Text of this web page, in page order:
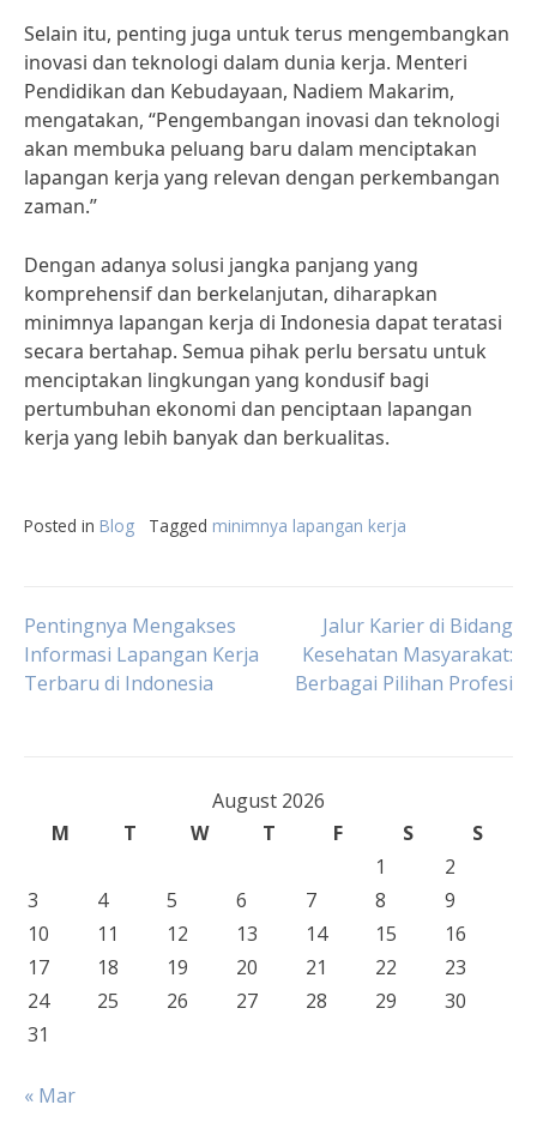
Selain itu, penting juga untuk terus mengembangkan
inovasi dan teknologi dalam dunia kerja. Menteri
Pendidikan dan Kebudayaan, Nadiem Makarim,
mengatakan, “Pengembangan inovasi dan teknologi
akan membuka peluang baru dalam menciptakan
lapangan kerja yang relevan dengan perkembangan
zaman.”
Dengan adanya solusi jangka panjang yang
komprehensif dan berkelanjutan, diharapkan
minimnya lapangan kerja di Indonesia dapat teratasi
secara bertahap. Semua pihak perlu bersatu untuk
menciptakan lingkungan yang kondusif bagi
pertumbuhan ekonomi dan penciptaan lapangan
kerja yang lebih banyak dan berkualitas.
Posted in Blog Tagged minimnya lapangan kerja
Post
navigation
Pentingnya Mengakses
Informasi Lapangan Kerja
Terbaru di Indonesia
Jalur Karier di Bidang
Kesehatan Masyarakat:
Berbagai Pilihan Profesi
August 2026
M
T W T F S
S
1
2
3
4 5 6 7 8
9
10
11 12 13 14 15
16
17
18 19 20 21 22
23
24
25 26 27 28 29
30
31
« Mar